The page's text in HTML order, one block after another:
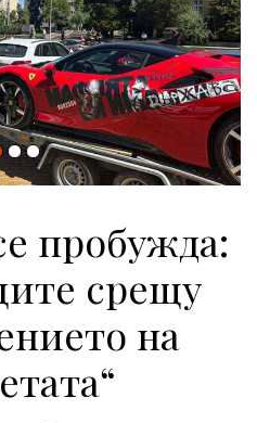
пробужда:
срещу
на